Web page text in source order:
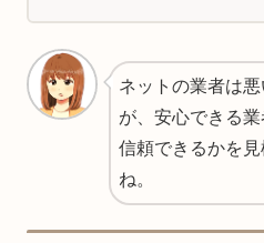
ネットの業者は
が、安心できる業
信頼できるかを
ね。